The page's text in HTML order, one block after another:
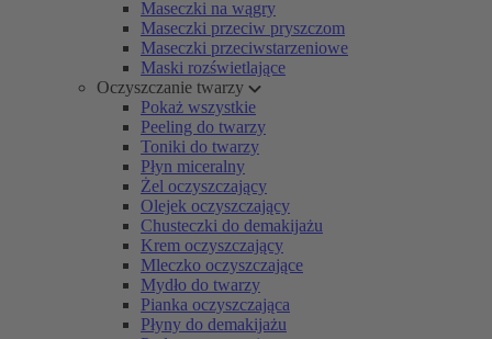
Maseczki na wągry
Maseczki przeciw pryszczom
Maseczki przeciwstarzeniowe
Maski rozświetlające
Oczyszczanie twarzy
Pokaż wszystkie
Peeling do twarzy
Toniki do twarzy
Płyn miceralny
Żel oczyszczający
Olejek oczyszczający
Chusteczki do demakijażu
Krem oczyszczający
Mleczko oczyszczające
Mydło do twarzy
Pianka oczyszczająca
Płyny do demakijażu